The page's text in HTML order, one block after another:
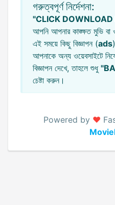
গরুত্বপূর্ণ নির্দেশনা:
"CLICK DOWNLOAD
আপনি আপনার কাঙ্ক্ষত মুভি বা
এই সময়ে কিছু বিজ্ঞাপন (ads
আপনাকে অন্য ওয়েবসাইটে
বিজ্ঞাপন দেখে, তাহলে শুধু
চেষ্টা করুন।
Powered by ♥️